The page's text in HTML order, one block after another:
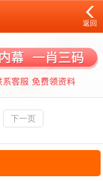
返回
下一页